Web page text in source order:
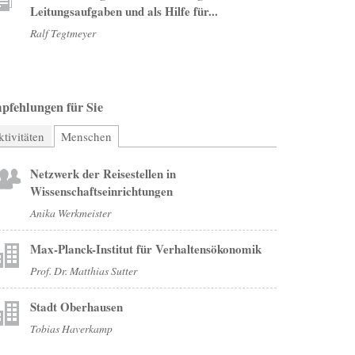
Leitungsaufgaben und als Hilfe für...
Ralf Tegtmeyer
für Sie
Menschen
Netzwerk der Reisestellen in
Wissenschaftseinrichtungen
Anika Werkmeister
Max-Planck-Institut für Verhaltensökonomik
Prof. Dr. Matthias Sutter
Stadt Oberhausen
Tobias Haverkamp